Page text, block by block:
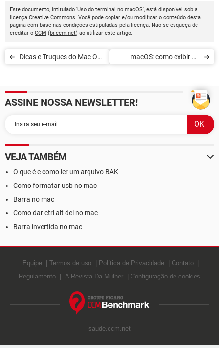
Este documento, intitulado 'Uso do terminal no macOS', está disponível sob a
licença Creative Commons. Você pode copiar e/ou modificar o conteúdo desta
página com base nas condições estipuladas pela licença. Não se esqueça de
creditar o CCM (br.ccm.net) ao utilizar este artigo.
Dicas e Truques do Mac OS
macOS: como exibir ou
ASSINE NOSSA NEWSLETTER!
VEJA TAMBÉM
O que é e como ler um arquivo BAK
Como formatar usb no mac
Barra no mac
Como dar ctrl alt del no mac
Barra invertida no mac
Equipe Termos de uso Política de Privacidade
Contato
Regulamento
A Revista Da Mulher Configuração de cookies
saude.ccm.net